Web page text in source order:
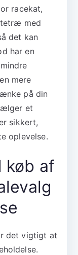
racekat,
med
det kan
har en
mere
på din
et
sikkert,
oplevelse.
køb af
det vigtigt at